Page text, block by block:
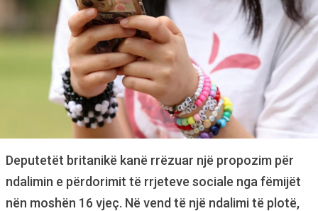
Deputetët britanikë kanë rrëzuar një propozim për
ndalimin e përdorimit të rrjeteve sociale nga fëmijët
nën moshën 16 vjeç. Në vend të një ndalimi të plotë,